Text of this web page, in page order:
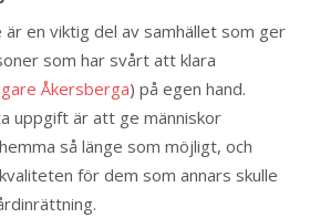
en viktig del av samhället som ger
som har svårt att klara
Åkersberga) på egen hand.
uppgift är att ge människor
så länge som möjligt, och
för dem som annars skulle